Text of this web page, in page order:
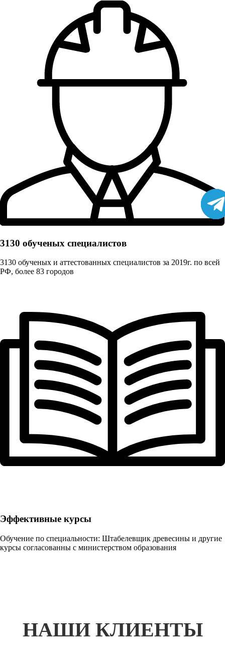
3130 обученых cпециалистов
3130 обученых и аттестованных специалистов за 2019г. по всей
РФ, более 83 городов
Эффективные курсы
Обучение по специальности: Штабелевщик древесины и другие
курсы согласованны с министерством образования
НАШИ КЛИЕНТЫ